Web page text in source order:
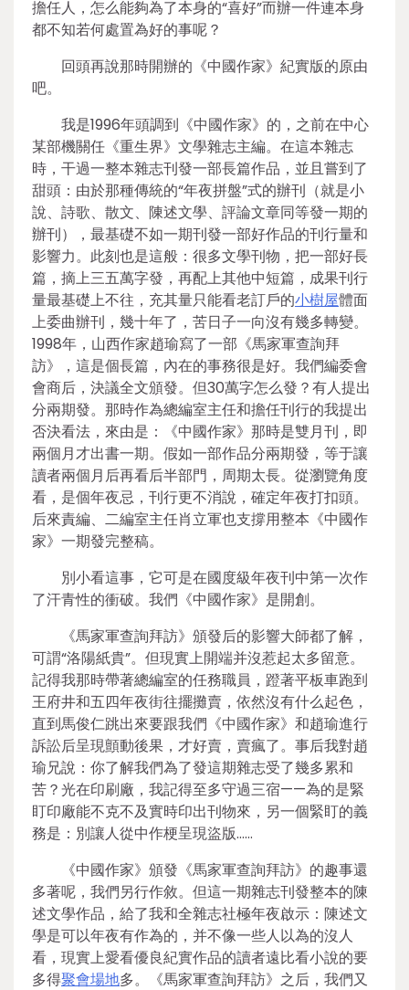
擔任人，怎么能夠為了本身的“喜好”而辦一件連本身
都不知若何處置為好的事呢？
回頭再說那時開辦的《中國作家》紀實版的原由
吧。
我是1996年頭調到《中國作家》的，之前在中心
某部機關任《重生界》文學雜志主編。在這本雜志
時，干過一整本雜志刊發一部長篇作品，並且嘗到了
甜頭：由於那種傳統的“年夜拼盤”式的辦刊（就是小
說、詩歌、散文、陳述文學、評論文章同等發一期的
辦刊），最基礎不如一期刊發一部好作品的刊行量和
影響力。此刻也是這般：很多文學刊物，把一部好長
篇，摘上三五萬字發，再配上其他中短篇，成果刊行
量最基礎上不往，充其量只能看老訂戶的小樹屋體面
上委曲辦刊，幾十年了，苦日子一向沒有幾多轉變。
1998年，山西作家趙瑜寫了一部《馬家軍查詢拜
訪》，這是個長篇，內在的事務很是好。我們編委會
會商后，決議全文頒發。但30萬字怎么發？有人提出
分兩期發。那時作為總編室主任和擔任刊行的我提出
否決看法，來由是：《中國作家》那時是雙月刊，即
兩個月才出書一期。假如一部作品分兩期發，等于讓
讀者兩個月后再看后半部門，周期太長。從瀏覽角度
看，是個年夜忌，刊行更不消說，確定年夜打扣頭。
后來責編、二編室主任肖立軍也支撐用整本《中國作
家》一期發完整稿。
別小看這事，它可是在國度級年夜刊中第一次作
了汗青性的衝破。我們《中國作家》是開創。
《馬家軍查詢拜訪》頒發后的影響大師都了解，
可謂“洛陽紙貴”。但現實上開端并沒惹起太多留意。
記得我那時帶著總編室的任務職員，蹬著平板車跑到
王府井和五四年夜街往擺攤賣，依然沒有什么起色，
直到馬俊仁跳出來要跟我們《中國作家》和趙瑜進行
訴訟后呈現顫動後果，才好賣，賣瘋了。事后我對趙
瑜兄說：你了解我們為了發這期雜志受了幾多累和
苦？光在印刷廠，我記得至多守過三宿——為的是緊
盯印廠能不克不及實時印出刊物來，另一個緊盯的義
務是：別讓人從中作梗呈現盜版……
《中國作家》頒發《馬家軍查詢拜訪》的趣事還
多著呢，我們另行作敘。但這一期雜志刊發整本的陳
述文學作品，給了我和全雜志社極年夜啟示：陳述文
學是可以年夜有作為的，并不像一些人以為的沒人
看，現實上愛看優良紀實作品的讀者遠比看小說的要
多得聚會場地多。《馬家軍查詢拜訪》之后，我們又